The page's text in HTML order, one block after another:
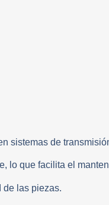
sistemas de
lo que facilita el
de las piezas.